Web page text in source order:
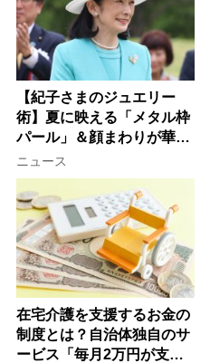
【紀子さまのジュエリー
術】夏に映える「メタル枠
パール」＆顔まわりが華や
ぐ「揺れる一粒」の使い分
け方
ニュース
在宅介護を支援するお金の
制度とは？自治体独自のサ
ービス「毎月2万円が支給